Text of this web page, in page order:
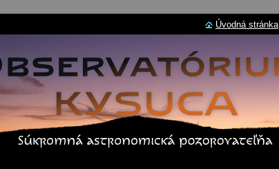
Úvodná stránka